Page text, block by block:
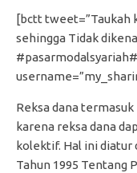
[bctt tweet=”Taukah
sehingga Tidak
Reksa dana
karena reksa dana
kolektif. Hal ini diatur
Tahun 1995 Tentang